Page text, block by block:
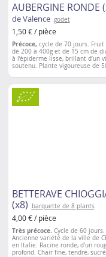
AUBERGINE RONDE
de Valence godet
1,50 € / pièce
Précoce, cycle de 70 jours. Fruit
de 200 à 400g et de 15 cm de
à l’épiderme lisse, brillant d’un
soutenu. Plante vigoureuse de
maladies.
Espacement entre les
cm
BETTERAVE
(x8)
barquette de 8 plants
4,00 € / pièce
Très précoce. Cycle de 60 jours.
Ancienne variété de la ville de
en Italie. Racine ronde, d’un
profond. Chair fine, tendre,